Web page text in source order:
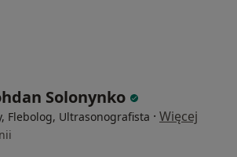
Solonynko
Flebolog, Ultrasonografista · Więcej